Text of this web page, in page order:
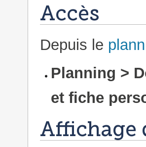
Accès
Depuis le
Planning >
et fiche
Affichage